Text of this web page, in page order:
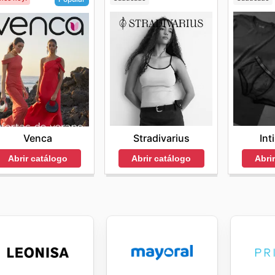
Venca
Abrir catálogo
Stradivarius
Abrir catálogo